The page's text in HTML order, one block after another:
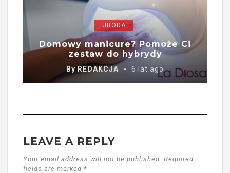
URODA
Domowy manicure? Pomoże Ci
zestaw do hybrydy
By REDAKCJA 6 lat ago
LEAVE A REPLY
Your email address will not be published. Required
fields are marked *